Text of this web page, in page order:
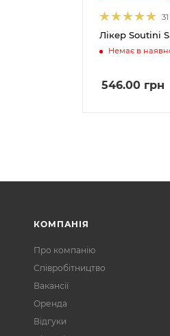
31
Лікер Soutini
Немає в
546.00 грн
КОМПАНІЯ
Про компанію
Співробітництво
Вакансії
Оренда
Відгуки